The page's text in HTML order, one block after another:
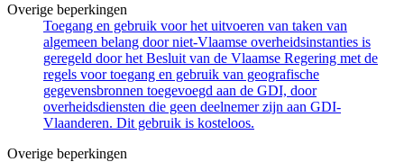
Overige beperkingen
Toegang en gebruik voor het uitvoeren van taken van
algemeen belang door niet-Vlaamse overheidsinstanties is
geregeld door het Besluit van de Vlaamse Regering met de
regels voor toegang en gebruik van geografische
gegevensbronnen toegevoegd aan de GDI, door
overheidsdiensten die geen deelnemer zijn aan GDI-
Vlaanderen. Dit gebruik is kosteloos.
Overige beperkingen